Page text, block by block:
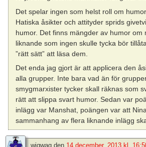
Det spelar ingen som helst roll om
Hatiska åsikter och attityder sprids
humor. Det finns mängder av humor om
liknande som ingen skulle tycka bör
”rätt sätt” att läsa dem.
Det enda jag gjort är att applicera den
alla grupper. Inte bara vad än för
smygmarxister tycker skall räknas som
rätt att slippa svart humor. Sedan var
inlägg var Manshat, poängen var att
sammanhang av flera liknande inlägg
wigwag den 14 december, 2013 kl.